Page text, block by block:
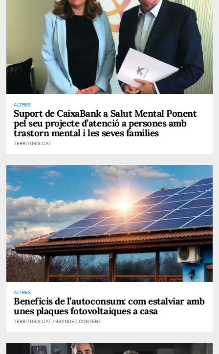
ALTRES
Suport de CaixaBank a Salut Mental Ponent
pel seu projecte d’atenció a persones amb
trastorn mental i les seves famílies
TERRITORIS.CAT
ALTRES
Beneficis de l’autoconsum: com estalviar amb
unes plaques fotovoltaiques a casa
TERRITORIS.CAT / BRANDED CONTENT